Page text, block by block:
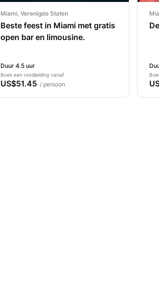
Miami, Verenigde Staten
Beste feest in Miami met gratis
open bar en limousine.
Duur 4.5 uur
Boek een rondleiding vanaf
US$51.45 / persoon